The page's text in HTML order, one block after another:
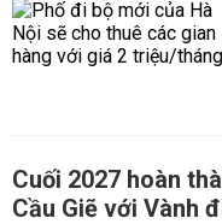
Cuối 2027 hoàn
Cầu Giẽ với Vành